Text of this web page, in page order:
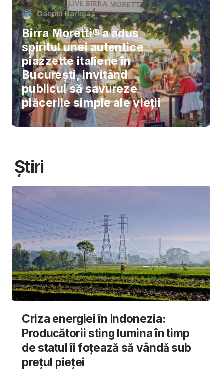
Gabriel Barliga
Birra Moretti® a adus
spiritul unei autentice
piazzette italiene în
București, invitând
publicul să savureze
plăcerile simple ale vieții
Știri
Criza energiei în Indonezia:
Producătorii sting lumina în timp
de statul îi foțează să vândă sub
prețul pieței